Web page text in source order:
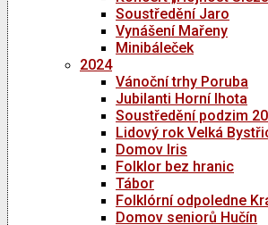
Soustředění Jaro
Vynášení Mařeny
Minibáleček
2024
Vánoční trhy Poruba
Jubilanti Horní lhota
Soustředění podzim
Lidový rok Velká
Domov Iris
Folklor bez hranic
Tábor
Folklórní odpoledne
Domov seniorů Hučín